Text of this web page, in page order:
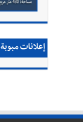
إعلانات مبوبة